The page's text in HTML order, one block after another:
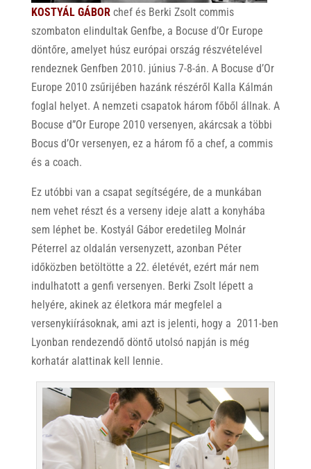
KOSTYÁL GÁBORchef és Berki Zsolt commis
szombaton elindultak Genfbe, a Bocuse d’Or Europe
döntőre, amelyet húsz európai ország részvételével
rendeznek Genfben 2010. június 7-8-án. A Bocuse d’Or
Europe 2010 zsűrijében hazánk részéről Kalla Kálmán
foglal helyet. A nemzeti csapatok három főből állnak. A
Bocuse d”Or Europe 2010 versenyen, akárcsak a többi
Bocus d’Or versenyen, ez a három fő a chef, a commis
és a coach.
Ez utóbbi van a csapat segítségére, de a munkában
nem vehet részt és a verseny ideje alatt a konyhába
sem léphet be. Kostyál Gábor eredetileg Molnár
Péterrel az oldalán versenyzett, azonban Péter
időközben betöltötte a 22. életévét, ezért már nem
indulhatott a genfi versenyen. Berki Zsolt lépett a
helyére, akinek az életkora már megfelel a
versenykiírásoknak, ami azt is jelenti, hogy a 2011-ben
Lyonban rendezendő döntő utolsó napján is még
korhatár alattinak kell lennie.